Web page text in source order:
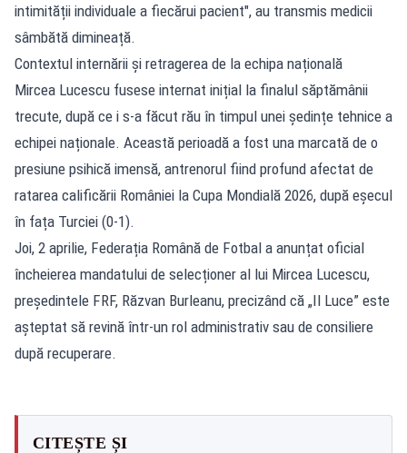
intimității individuale a fiecărui pacient", au transmis medicii
sâmbătă dimineață.
Contextul internării și retragerea de la echipa națională
Mircea Lucescu fusese internat inițial la finalul săptămânii
trecute, după ce i s-a făcut rău în timpul unei ședințe tehnice a
echipei naționale. Această perioadă a fost una marcată de o
presiune psihică imensă, antrenorul fiind profund afectat de
ratarea calificării României la Cupa Mondială 2026, după eșecul
în fața Turciei (0-1).
Joi, 2 aprilie, Federația Română de Fotbal a anunțat oficial
încheierea mandatului de selecționer al lui Mircea Lucescu,
președintele FRF, Răzvan Burleanu, precizând că „Il Luce” este
așteptat să revină într-un rol administrativ sau de consiliere
după recuperare.
CITEȘTE ȘI